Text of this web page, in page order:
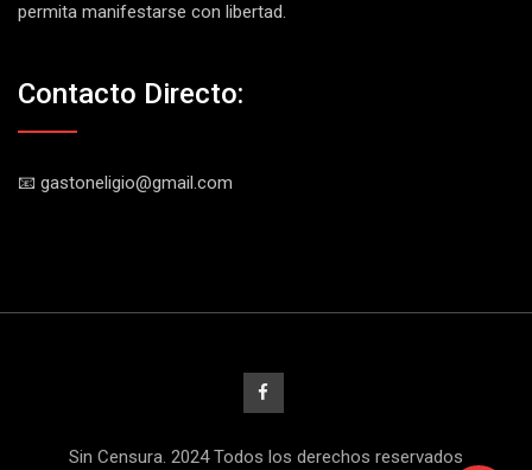
permita manifestarse con libertad.
Contacto Directo:
📧 gastoneligio@gmail.com
Sin Censura. 2024 Todos los derechos reservados